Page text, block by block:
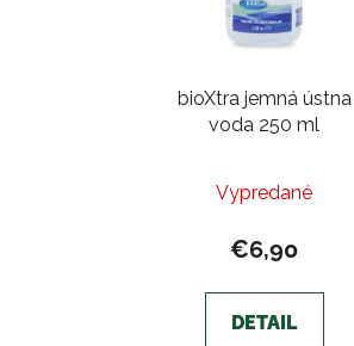
bioXtra jemná ústna
voda 250 ml
hodnotenie
je
5,0
z
Vypredané
€6,90
DETAIL